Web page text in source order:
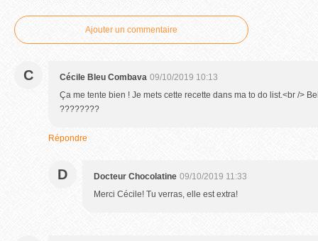
Ajouter un commentaire
C Cécile Bleu Combava 09/10/2019 10:13
Ça me tente bien ! Je mets cette recette dans ma to do list.<br />
????????
Répondre
D Docteur Chocolatine 09/10/2019 11:33
Merci Cécile! Tu verras, elle est extra!